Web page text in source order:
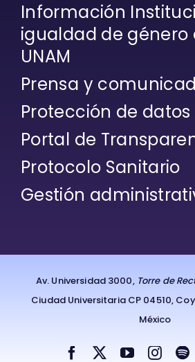
Información
igualdad de género
UNAM
Prensa y
Protección de
Portal de
Protocolo Sanitario
Gestión
Av. Universidad 3000, Torre de
Ciudad Universitaria CP 04510,
México